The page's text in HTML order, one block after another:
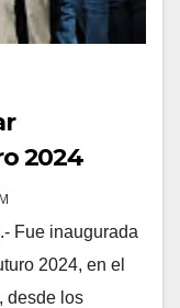
2024
Fue inaugurada
2024, en el
desde los